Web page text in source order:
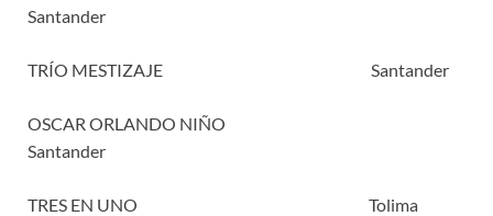
Santander
TRÍO MESTIZAJE Santander
OSCAR ORLANDO NIÑO
Santander
TRES EN UNO Tolima